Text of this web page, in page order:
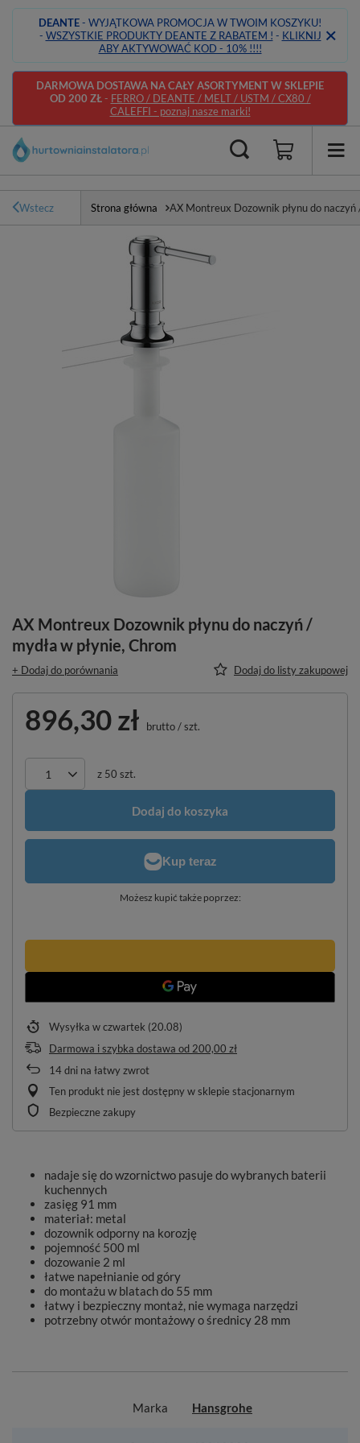
DEANTE- WYJĄTKOWA PROMOCJA W TWOIM KOSZYKU!
- WSZYSTKIE PRODUKTY DEANTE Z RABATEM ! - KLIKNIJ
ABY AKTYWOWAĆ KOD - 10% !!!!
DARMOWA DOSTAWA NA CAŁY ASORTYMENT W SKLEPIE
OD 200 ZŁ- FERRO / DEANTE / MELT / USTM / CX80 /
CALEFFI - poznaj nasze marki!
Wstecz Strona główna AX Montreux Dozownik płynu do naczyń
AX Montreux Dozownik płynu do naczyń /
mydła w płynie, Chrom
+ Dodaj do porównania Dodaj do listy zakupowej
896,30 zł brutto/szt.
z 50 szt.
Dodaj do koszyka
Możesz kupić także poprzez:
Wysyłka w czwartek (20.08)
Darmowa i szybka dostawa od 200,00 zł
14dni na łatwy zwrot
Ten produkt nie jest dostępny w sklepie stacjonarnym
Bezpieczne zakupy
nadaje się do wzornictwo pasuje do wybranych baterii
kuchennych
zasięg 91 mm
materiał: metal
dozownik odporny na korozję
pojemność 500 ml
dozowanie 2 ml
łatwe napełnianie od góry
do montażu w blatach do 55 mm
łatwy i bezpieczny montaż, nie wymaga narzędzi
potrzebny otwór montażowy o średnicy 28 mm
Marka Hansgrohe